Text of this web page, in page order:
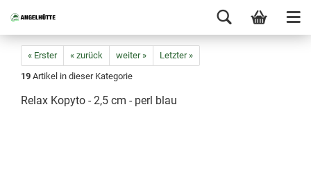
« Erster « zurück weiter »
Letzter »
19 Artikel in dieser Kategorie
Relax Kopyto - 2,5 cm - perl blau